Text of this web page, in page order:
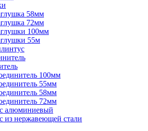
58мм
72мм
100мм
55м
100мм
55мм
58мм
72мм
алюминиевый
из нержавеющей стали